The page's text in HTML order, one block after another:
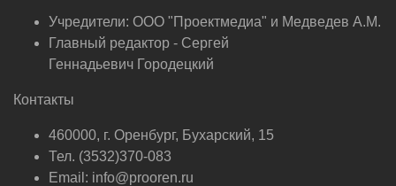
Учредители: ООО "Проектмедиа" и Медведев А.М.
Главный редактор - Сергей
Геннадьевич Городецкий
Контакты
460000, г. Оренбург, Бухарский, 15
Тел. (3532)370-083
Email: info@prooren.ru